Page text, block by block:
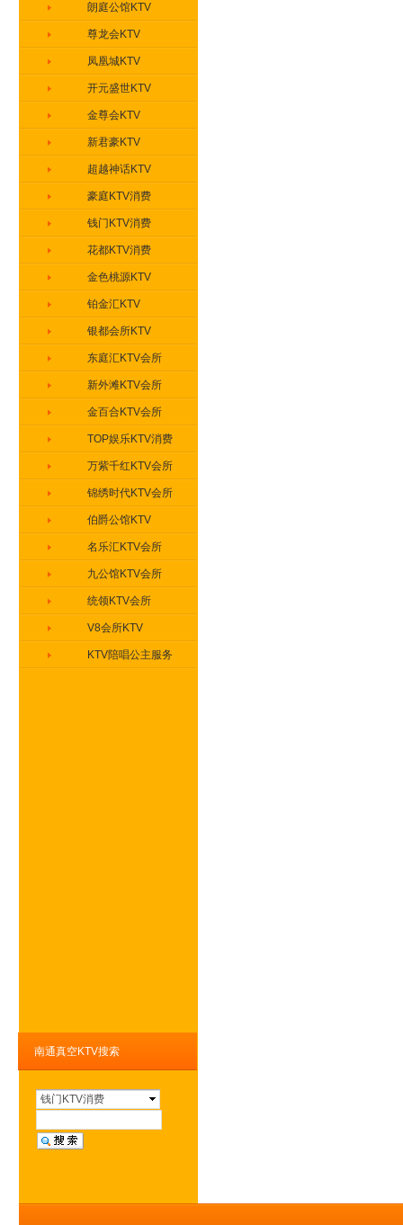
南通真空KTV搜索
钱门KTV消费
朗庭公馆KTV
尊龙会KTV
凤凰城KTV
开元盛世KTV
金尊会KTV
新君豪KTV
超越神话KTV
豪庭KTV消费
钱门KTV消费
花都KTV消费
金色桃源KTV
铂金汇KTV
银都会所KTV
东庭汇KTV会所
新外滩KTV会所
金百合KTV会所
TOP娱乐KTV消费
万紫千红KTV会所
锦绣时代KTV会所
伯爵公馆KTV
名乐汇KTV会所
九公馆KTV会所
统领KTV会所
V8会所KTV
KTV陪唱公主服务